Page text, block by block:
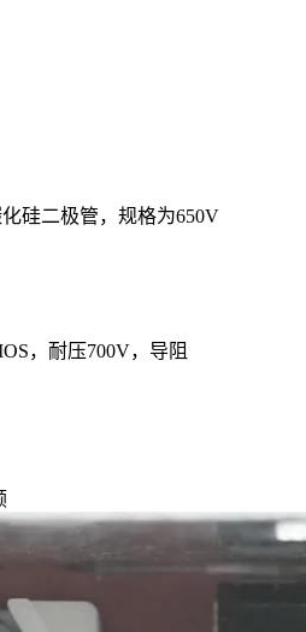
硅二极管，规格为650V
，耐压700V，导阻